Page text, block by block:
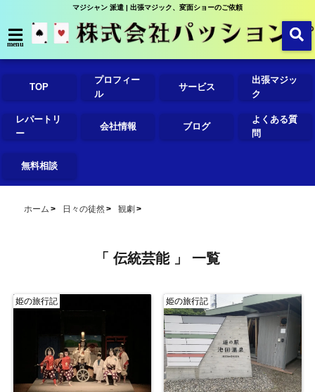
マジシャン 派遣 | 出張マジック、変面ショーのご依頼
menu
TOP
プロフィー
ル
サービス
出張マジッ
ク
レパートリ
ー
会社情報 ブログ
よくある質
問
無料相談
ホーム 日々の徒然 観劇
「 伝統芸能 」 一覧
姫の旅行記 姫の旅行記